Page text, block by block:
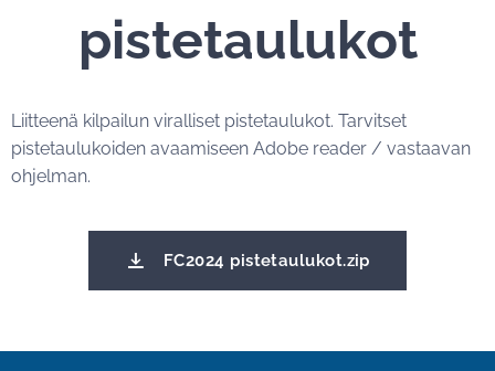
pistetaulukot
Liitteenä kilpailun viralliset pistetaulukot. Tarvitset
pistetaulukoiden avaamiseen Adobe reader / vastaavan
ohjelman.
FC2024 pistetaulukot.zip